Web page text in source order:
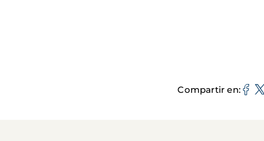
Compartir en